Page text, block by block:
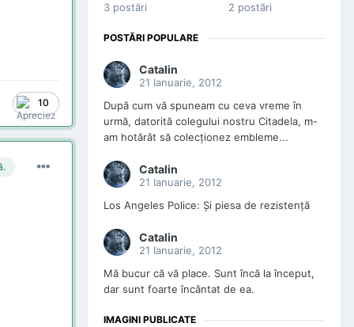
10
3 postări
2 postări
POSTĂRI POPULARE
Catalin
21 Ianuarie, 2012
După cum vă spuneam cu ceva vreme în
urmă, datorită colegului nostru Citadela, m-
am hotărât să colecţionez embleme...
Catalin
21 Ianuarie, 2012
Los Angeles Police: Şi piesa de rezistenţă
Catalin
21 Ianuarie, 2012
Mă bucur că vă place. Sunt încă la început,
dar sunt foarte încântat de ea.
IMAGINI PUBLICATE